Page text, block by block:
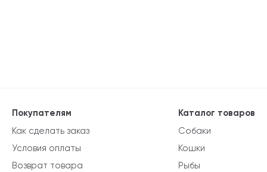
Каталог товаров
Собаки
Кошки
Рыбы
Покупателям
Как сделать заказ
Условия оплаты
Возврат товара